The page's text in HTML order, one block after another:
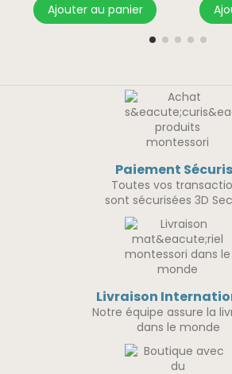
Ajouter au panier
Paiement
Toutes vos
sont sécurisées 3D
Livraison
Notre équipe assure la
dans le monde